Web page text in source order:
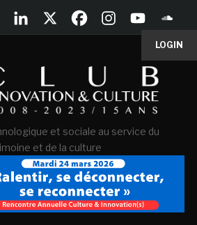
LOGIN
et sociale au service du
et de la culture